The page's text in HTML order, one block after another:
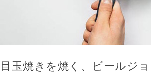
目玉焼きを焼く、ビールジ